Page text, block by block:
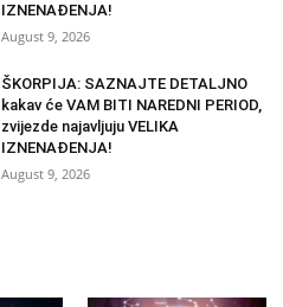
IZNENAĐENJA!
August 9, 2026
ŠKORPIJA: SAZNAJTE DETALJNO
kakav će VAM BITI NAREDNI PERIOD,
zvijezde najavljuju VELIKA
IZNENAĐENJA!
August 9, 2026